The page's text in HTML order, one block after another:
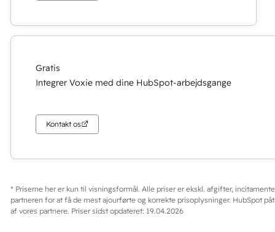
Gratis
Integrer Voxie med dine HubSpot-arbejdsgange
Kontakt os
* Priserne her er kun til visningsformål. Alle priser er ekskl. afgifter,
partneren for at få de mest ajourførte og korrekte prisoplysninger. HubSpot
af vores partnere. Priser sidst opdateret: 19.04.2026